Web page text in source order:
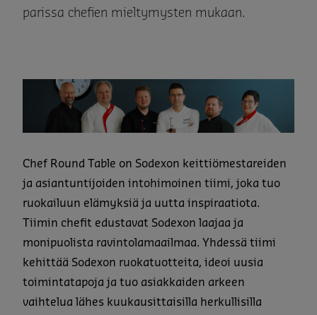
parissa chefien mieltymysten mukaan.
Chef Round Table on Sodexon keittiömestareiden
ja asiantuntijoiden intohimoinen tiimi, joka tuo
ruokailuun elämyksiä ja uutta inspiraatiota.
Tiimin chefit edustavat Sodexon laajaa ja
monipuolista ravintolamaailmaa. Yhdessä tiimi
kehittää Sodexon ruokatuotteita, ideoi uusia
toimintatapoja ja tuo asiakkaiden arkeen
vaihtelua lähes kuukausittaisilla herkullisilla